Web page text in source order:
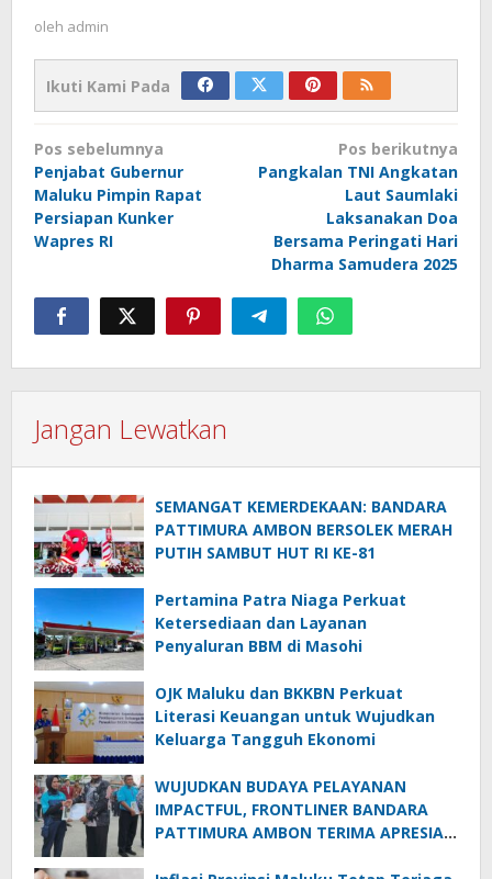
oleh admin
Ikuti Kami Pada
Navigasi
pos
Pos sebelumnya
Penjabat Gubernur
Maluku Pimpin Rapat
Persiapan Kunker
Wapres RI
Pos berikutnya
Pangkalan TNI Angkatan
Laut Saumlaki
Laksanakan Doa
Bersama Peringati Hari
Dharma Samudera 2025
Jangan Lewatkan
SEMANGAT KEMERDEKAAN: BANDARA
PATTIMURA AMBON BERSOLEK MERAH
PUTIH SAMBUT HUT RI KE-81
Pertamina Patra Niaga Perkuat
Ketersediaan dan Layanan
Penyaluran BBM di Masohi
OJK Maluku dan BKKBN Perkuat
Literasi Keuangan untuk Wujudkan
Keluarga Tangguh Ekonomi
WUJUDKAN BUDAYA PELAYANAN
IMPACTFUL, FRONTLINER BANDARA
PATTIMURA AMBON TERIMA APRESIASI